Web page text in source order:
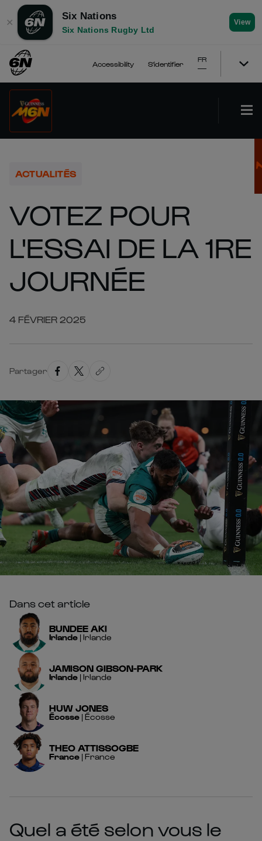
✕
Six Nations
Six Nations Rugby Ltd
View
Accessibility S'identifier
FR
ACTUALITÉS
VOTEZ POUR
L'ESSAI DE LA 1RE
JOURNÉE
4 FÉVRIER 2025
Partager
Dans cet article
BUNDEE AKI
Irlande | Irlande
JAMISON GIBSON-PARK
Irlande | Irlande
HUW JONES
Écosse | Écosse
THEO ATTISSOGBE
France | France
Quel a été selon vous le